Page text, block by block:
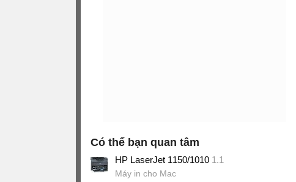
Có thể bạn quan tâm
HP LaserJet 1150/1010 1.1
Máy in cho Mac